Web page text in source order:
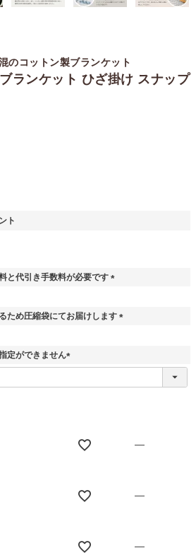
のコットン製ブランケット
ランケット ひざ掛け スナップ
ト
と代引き手数料が必要です
須
ため圧縮袋にてお届けします
)
定ができません
(
—
—
—